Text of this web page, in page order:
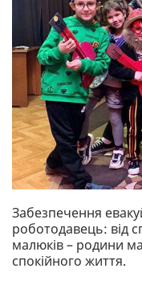
Забезпечення
роботодавець: від
малюків – родини
спокійного життя.